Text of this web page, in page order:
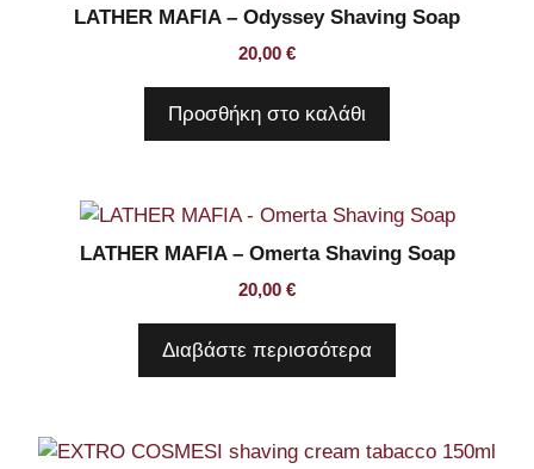
LATHER MAFIA – Odyssey Shaving Soap
20,00 €
Προσθήκη στο καλάθι
LATHER MAFIA – Omerta Shaving Soap
20,00 €
Διαβάστε περισσότερα